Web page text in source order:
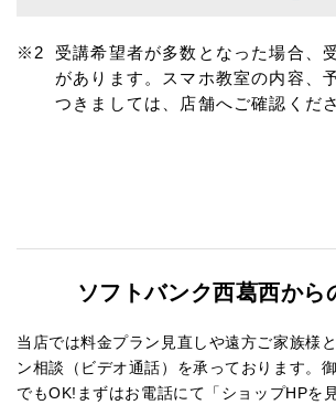
受講希望者が多数となった場合、
があります。スマホ教室の内容、
つきましては、店舗へご確認くださ
ソフトバンク西葛西から
当店では料金プラン見直しや遠方ご家族様
ン相談（ビデオ通話）を承っております。
でもOK!まずはお電話にて「ショップHPを